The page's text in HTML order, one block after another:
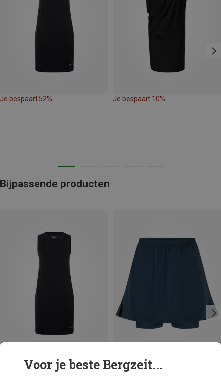
Je bespaart 52% Je bespaart 10%
Bijpassende producten
Je bespaart 52% Je bespaart 14%
Voor je beste Bergzeit...